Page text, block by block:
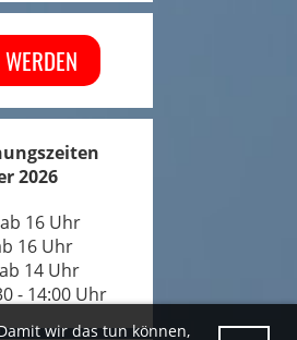
wir das tun können,
2026
16 Uhr
16 Uhr
14 Uhr
- 14:00 Uhr